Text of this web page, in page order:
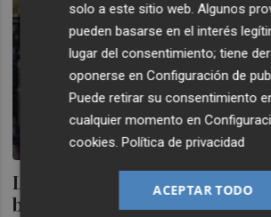
Las aguas vuelven a su cauce
bursátil española
solo a este sitio web. Algunos
pueden basarse en el interés
lugar del consentimiento; tiene
oponerse enConfiguración de
Puede retirar su consentimiento
cualquier momento en
cookies.Política de privacidad
ACEPTAR TODO